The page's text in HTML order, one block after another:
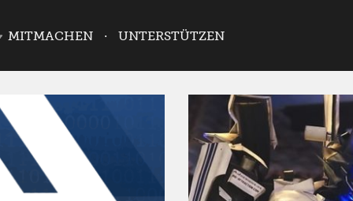
MITMACHEN UNTERSTÜTZEN